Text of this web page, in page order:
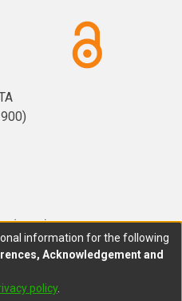
(8000). Universidad
information for the following
Acknowledgement and
policy.